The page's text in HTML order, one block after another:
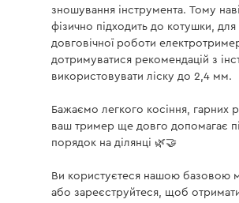
зношування інструмента. Тому
фізично підходить до котушки, для
довговічної роботи
дотримуватися рекомендацій з
використовувати ліску до 2,4 мм.
Бажаємо легкого косіння, гарних
ваш тример ще довго допомагає
порядок на ділянці 🌿🤝
Ви користуєтеся нашою базовою
або зареєструйтеся, щоб